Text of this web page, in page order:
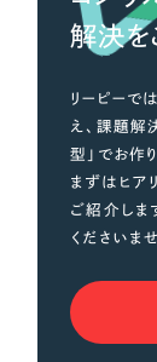
解決を
リーピーで
え、課題解
型」でお作り
まずはヒア
ご紹介しま
くださいませ